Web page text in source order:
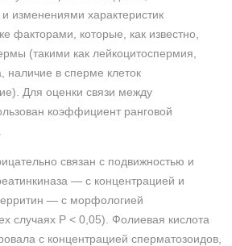
и изменениями характеристик
факторами, которые, как известно,
(такими как лейкоцитоспермия,
наличие в сперме клеток
Для оценки связи между
коэффициент ранговой
связан с подвижностью и
— с концентрацией и
— с морфологией
случаях Р < 0,05). Фолиевая кислота
с концентрацией сперматозоидов,